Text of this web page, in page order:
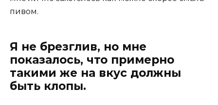
пивом.
Я не брезглив, но мне
показалось, что примерно
такими же на вкус должны
быть клопы.